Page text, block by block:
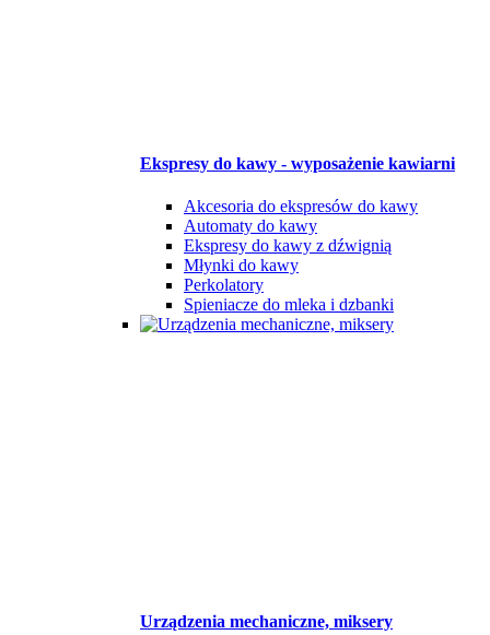
Ekspresy do kawy - wyposażenie kawiarni
Akcesoria do ekspresów do kawy
Automaty do kawy
Ekspresy do kawy z dźwignią
Młynki do kawy
Perkolatory
Spieniacze do mleka i dzbanki
Urządzenia mechaniczne, miksery